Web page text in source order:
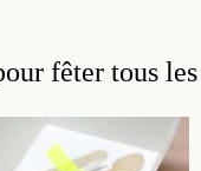
fêter tous